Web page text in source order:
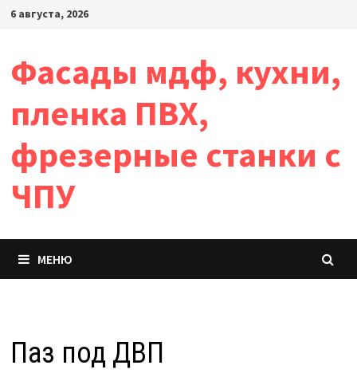
Перейти
6 августа, 2026
Фасады мдф, кухни,
пленка ПВХ,
фрезерные станки с
ЧПУ
МЕНЮ
Паз под ДВП